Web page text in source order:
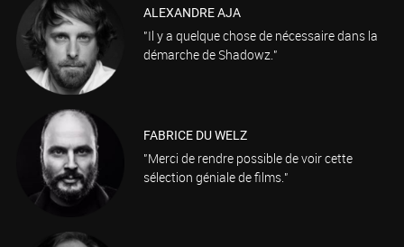
ALEXANDRE AJA
"Il y a quelque chose de nécessaire dans la
démarche de Shadowz."
FABRICE DU WELZ
"Merci de rendre possible de voir cette
sélection géniale de films."